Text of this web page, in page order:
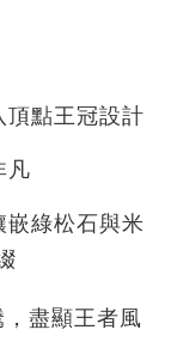
頂點王冠設計
凡
綠松石與米
盡顯王者風